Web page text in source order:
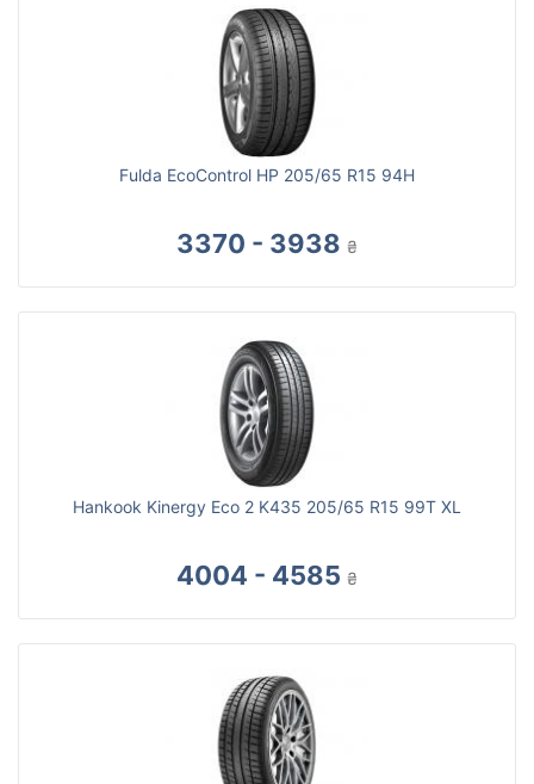
Fulda EcoControl HP 205/65 R15 94H
3370 - 3938 ₴
Hankook Kinergy Eco 2 K435 205/65 R15 99T XL
4004 - 4585 ₴